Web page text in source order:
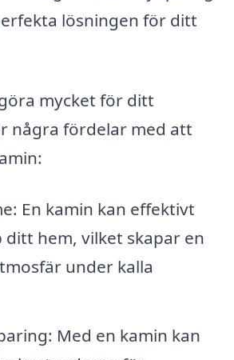
lösningen för ditt
mycket för ditt
några fördelar med att
En kamin kan effektivt
ditt hem, vilket skapar en
under kalla
Med en kamin kan